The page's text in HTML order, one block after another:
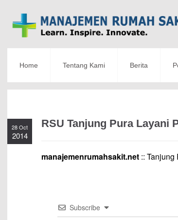
Home Tentang Kami Berita
28 Oct
2014
RSU Tanjung Pura Layani
manajemenrumahsakit.net :: Tanjung
Subscribe